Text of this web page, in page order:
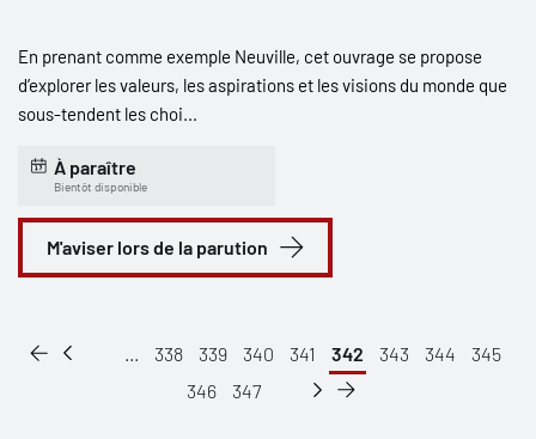
En prenant comme exemple Neuville, cet ouvrage se propose
d’explorer les valeurs, les aspirations et les visions du monde que
sous-tendent les choi...
À paraître
Bientôt disponible
M'aviser lors de la parution
... 338 339 340 341 342 343 344
345
346
347